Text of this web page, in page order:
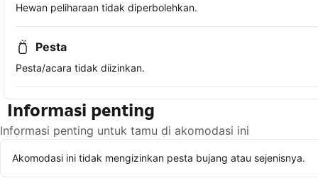
Hewan peliharaan tidak diperbolehkan.
Pesta
Pesta/acara tidak diizinkan.
Informasi penting
Informasi penting untuk tamu di akomodasi ini
Akomodasi ini tidak mengizinkan pesta bujang atau sejenisnya.